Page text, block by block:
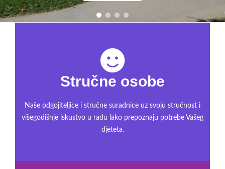
Stručne osobe
Naše odgojiteljice i stručne suradnice uz svoju stručnost i
višegodišnje iskustvo u radu lako prepoznaju potrebe Vašeg
djeteta.